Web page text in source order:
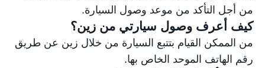
من أجل التأكد من موعد وصول السيارة.
كيف أعرف وصول سيارتي من زين؟
من الممكن القيام بتتبع السيارة من خلال زين عن طريق
رقم الهاتف الموحد الخاص بها.